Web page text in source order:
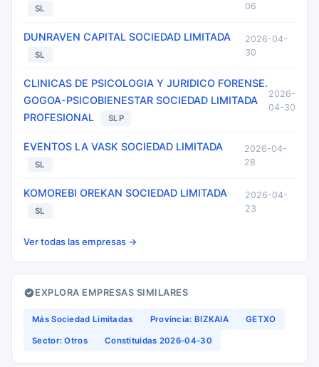
SL
06
DUNRAVEN CAPITAL SOCIEDAD LIMITADA
SL
2026-04-
30
CLINICAS DE PSICOLOGIA Y JURIDICO FORENSE.
GOGOA-PSICOBIENESTAR SOCIEDAD LIMITADA
PROFESIONAL
SLP
2026-
04-30
EVENTOS LA VASK SOCIEDAD LIMITADA
SL
2026-04-
28
KOMOREBI OREKAN SOCIEDAD LIMITADA
SL
2026-04-
23
Ver todas las empresas →
EXPLORA EMPRESAS SIMILARES
Más Sociedad Limitadas Provincia: BIZKAIA GETXO
Sector: Otros Constituidas 2026-04-30